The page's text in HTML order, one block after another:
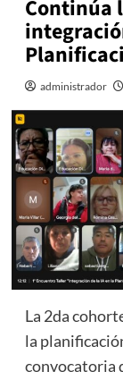
Continúa
administrador
La 2da
la
convocatoria